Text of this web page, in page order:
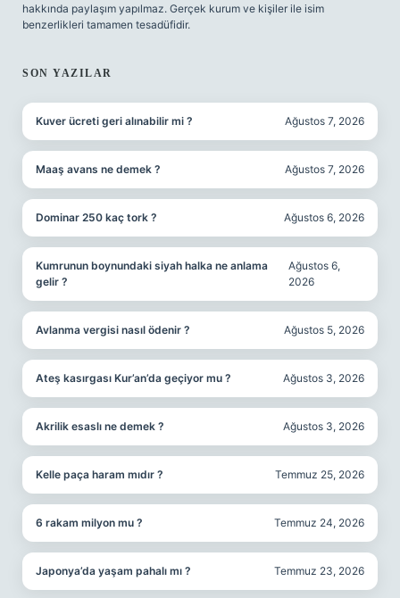
hakkında paylaşım yapılmaz. Gerçek kurum ve kişiler ile isim
benzerlikleri tamamen tesadüfidir.
SON YAZILAR
Kuver ücreti geri alınabilir mi ? Ağustos 7, 2026
Maaş avans ne demek ? Ağustos 7, 2026
Dominar 250 kaç tork ? Ağustos 6, 2026
Kumrunun boynundaki siyah halka ne anlama
gelir ?
Ağustos 6,
2026
Avlanma vergisi nasıl ödenir ? Ağustos 5, 2026
Ateş kasırgası Kur’an’da geçiyor mu ? Ağustos 3, 2026
Akrilik esaslı ne demek ? Ağustos 3, 2026
Kelle paça haram mıdır ? Temmuz 25, 2026
6 rakam milyon mu ? Temmuz 24, 2026
Japonya’da yaşam pahalı mı ? Temmuz 23, 2026